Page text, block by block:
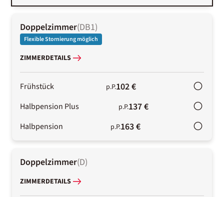
Doppelzimmer(DB1)
Flexible Stornierung möglich
ZIMMERDETAILS
Frühstück p.P.102 €
Halbpension Plus p.P.137 €
Halbpension p.P.163 €
Doppelzimmer(D)
ZIMMERDETAILS